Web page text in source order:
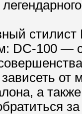
DC-100 —
от
а